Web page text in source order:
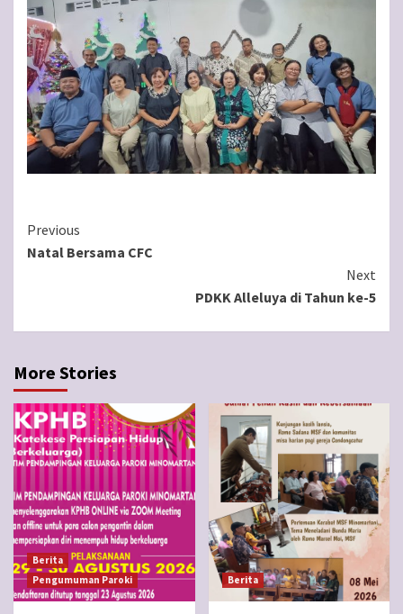
Continue
Reading
Previous
Natal Bersama CFC
Next
PDKK Alleluya di Tahun ke-5
More Stories
Berita
Pengumuman Paroki
Berita